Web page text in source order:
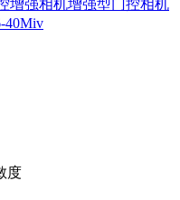
度
增强相机增强型门控相机
40Miv